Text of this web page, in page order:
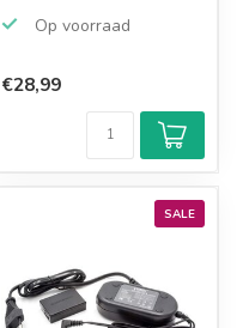
Op voorraad
Klantenbeoordeling
9,2/10
Achteraf
betalen mogelijk
productkennis
€28,99
SALE